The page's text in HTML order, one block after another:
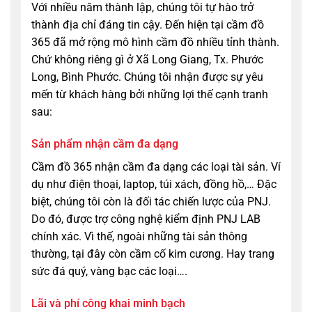
Với nhiều năm thành lập, chúng tôi tự hào trở
thành địa chỉ đáng tin cậy. Đến hiện tại cầm đồ
365 đã mở rộng mô hình cầm đồ nhiều tỉnh thành.
Chứ không riêng gì ở Xã Long Giang, Tx. Phước
Long, Bình Phước. Chúng tôi nhận được sự yêu
mến từ khách hàng bởi những lợi thế cạnh tranh
sau:
Sản phẩm nhận cầm đa dạng
Cầm đồ 365 nhận cầm đa dạng các loại tài sản. Ví
dụ như điện thoại, laptop, túi xách, đồng hồ,… Đặc
biệt, chúng tôi còn là đối tác chiến lược của PNJ.
Do đó, được trợ công nghệ kiểm định PNJ LAB
chính xác. Vì thế, ngoài những tài sản thông
thường, tại đây còn cầm cố kim cương. Hay trang
sức đá quý, vàng bạc các loại….
Lãi và phí công khai minh bạch